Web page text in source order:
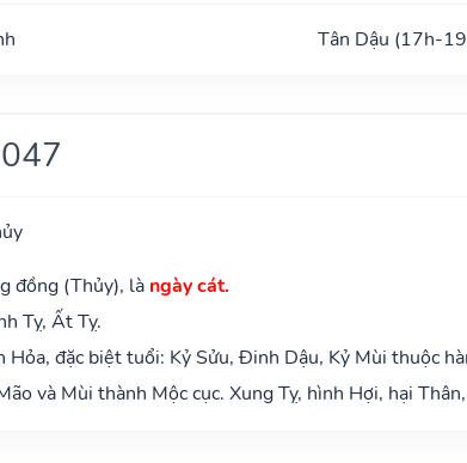
Tân Dậu (17h-
đồng (Thủy), là ngày cát.
Tỵ, Ất Tỵ.
Hỏa, đặc biệt tuổi: Kỷ Sửu, Đinh Dậu, Kỷ Mùi thuộc
và Mùi thành Mộc cục. Xung Tỵ, hình Hợi, hại